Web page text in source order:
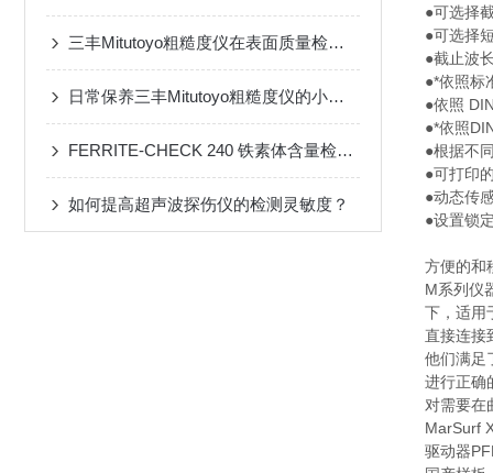
三丰Mitutoyo粗糙度仪在表面质量检测中的可靠性
日常保养三丰Mitutoyo粗糙度仪的小秘诀
FERRITE-CHECK 240 铁素体含量检测仪：精准测量，保障焊接质量
如何提高超声波探伤仪的检测灵敏度？
●可选择
●可选择
●截止波
●*依照标
●依照
●*依照
●根据不
●可打印
●动态传
●设置锁
方便的和
M系列仪
下，适用
直接连接
他们满足
进行正确
对需要在
MarSurf
驱动器